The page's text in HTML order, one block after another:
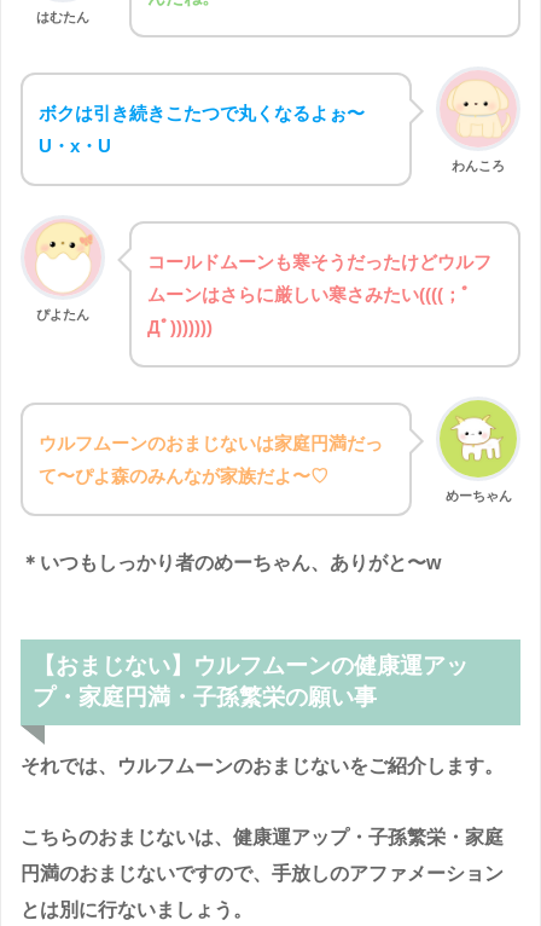
と名付けられたようですよ
はむたん
わんころ
ボクは引き続きこたつで丸くなるよぉ〜
U・x・U
ぴよたん
コールドムーンも寒そうだったけどウルフ
ムーンはさらに厳しい寒さみたい((((；ﾟ
Дﾟ)))))))
めーちゃん
ウルフムーンのおまじないは家庭円満だっ
て〜ぴよ森のみんなが家族だよ〜♡
＊いつもしっかり者のめーちゃん、ありがと〜w
【おまじない】ウルフムーンの健康運アッ
プ・家庭円満・子孫繁栄の願い事
それでは、ウルフムーンのおまじないをご紹介します。
こちらのおまじないは、健康運アップ・子孫繁栄・家庭
円満のおまじないですので、手放しのアファメーション
とは別に行ないましょう。